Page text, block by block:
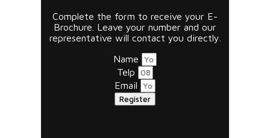
Complete the form to receive your E-
Brochure. Leave your number and our
representative will contact you directly.
Name
Telp
Email
Register